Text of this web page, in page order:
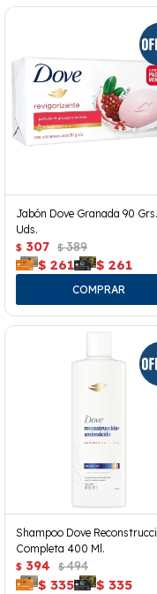
Jabón Dove Granada 90
Uds.
$ 307 $ 389
$ 261 $ 261
Shampoo Dove
Completa 400 Ml.
$ 394 $ 494
$ 335 $ 335